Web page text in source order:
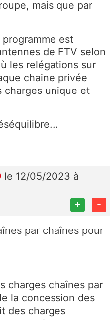
mais que par
est
de FTV selon
les relégations sur
chaine privée
charges unique et
le 12/05/2023 à
+ -
par chaînes pour
charges chaînes par
la concession des
des charges